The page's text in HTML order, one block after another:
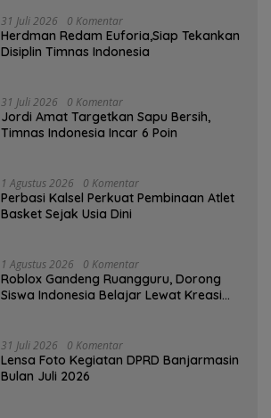
31 Juli 2026 0 Komentar
Herdman Redam Euforia,Siap Tekankan
Disiplin Timnas Indonesia
31 Juli 2026 0 Komentar
Jordi Amat Targetkan Sapu Bersih,
Timnas Indonesia Incar 6 Poin
1 Agustus 2026 0 Komentar
Perbasi Kalsel Perkuat Pembinaan Atlet
Basket Sejak Usia Dini
1 Agustus 2026 0 Komentar
Roblox Gandeng Ruangguru, Dorong
Siswa Indonesia Belajar Lewat Kreasi
31 Juli 2026 0 Komentar
Lensa Foto Kegiatan DPRD Banjarmasin
Bulan Juli 2026